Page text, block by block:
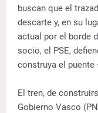
buscan que el
descarte y, en su
actual por el borde
socio, el PSE,
construya el
El tren, de
Gobierno Vasco